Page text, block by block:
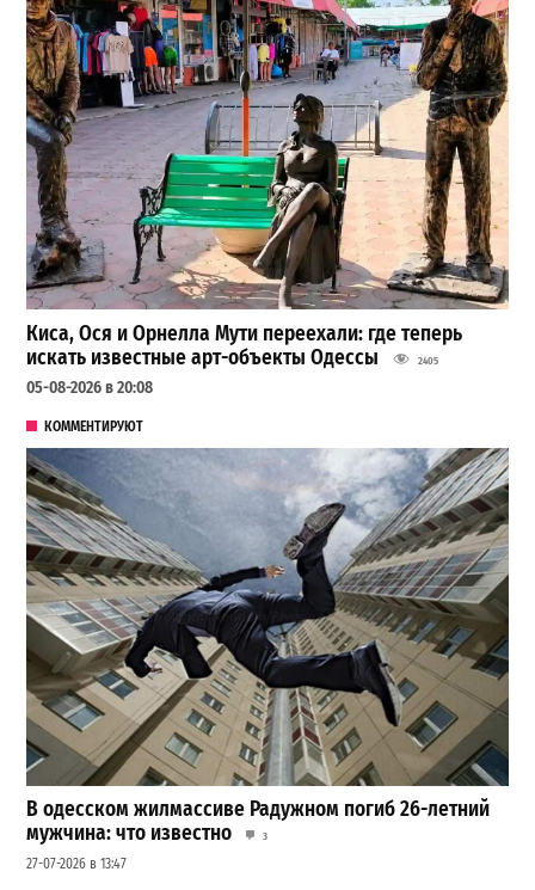
Киса, Ося и Орнелла Мути переехали: где теперь
искать известные арт-объекты Одессы
2405
05-08-2026 в 20:08
КОММЕНТИРУЮТ
В одесском жилмассиве Радужном погиб 26-летний
мужчина: что известно
3
27-07-2026 в 13:47